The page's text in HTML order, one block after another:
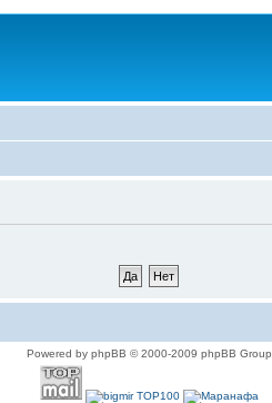
Powered by phpBB © 2000-2009 phpBB Group